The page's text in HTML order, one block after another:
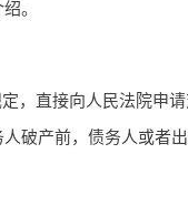
。
，直接向人民法院申
破产前，债务人或者